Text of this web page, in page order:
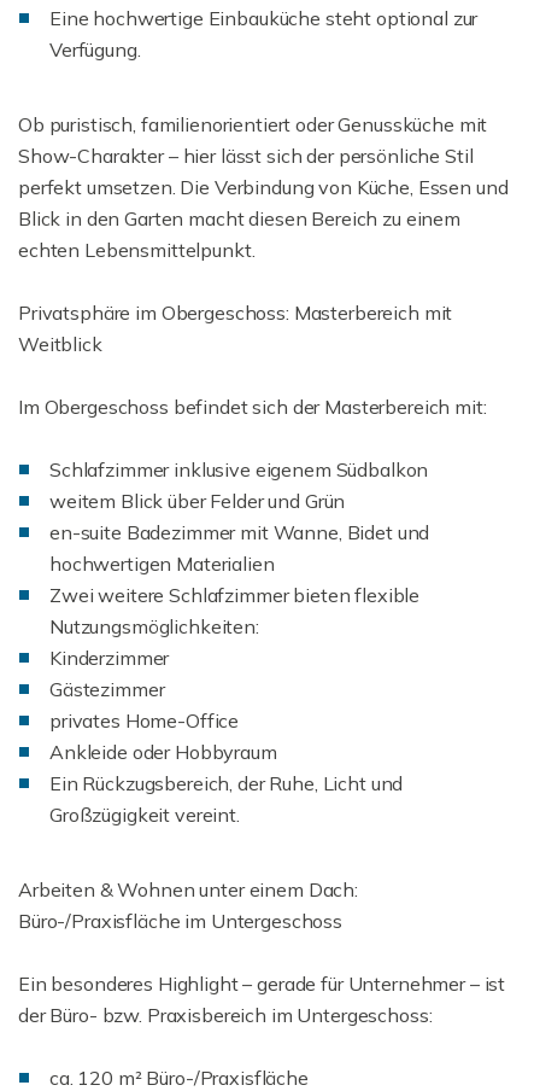
Eine hochwertige Einbauküche steht optional zur
Verfügung.
Ob puristisch, familienorientiert oder Genussküche mit
Show-Charakter – hier lässt sich der persönliche Stil
perfekt umsetzen. Die Verbindung von Küche, Essen und
Blick in den Garten macht diesen Bereich zu einem
echten Lebensmittelpunkt.
Privatsphäre im Obergeschoss: Masterbereich mit
Weitblick
Im Obergeschoss befindet sich der Masterbereich mit:
Schlafzimmer inklusive eigenem Südbalkon
weitem Blick über Felder und Grün
en-suite Badezimmer mit Wanne, Bidet und
hochwertigen Materialien
Zwei weitere Schlafzimmer bieten flexible
Nutzungsmöglichkeiten:
Kinderzimmer
Gästezimmer
privates Home-Office
Ankleide oder Hobbyraum
Ein Rückzugsbereich, der Ruhe, Licht und
Großzügigkeit vereint.
Arbeiten & Wohnen unter einem Dach:
Büro-/Praxisfläche im Untergeschoss
Ein besonderes Highlight – gerade für Unternehmer – ist
der Büro- bzw. Praxisbereich im Untergeschoss:
ca. 120 m² Büro-/Praxisfläche